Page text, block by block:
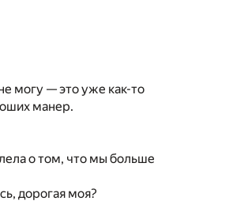
могу — это уже как-то
манер.
о том, что мы больше
дорогая моя?